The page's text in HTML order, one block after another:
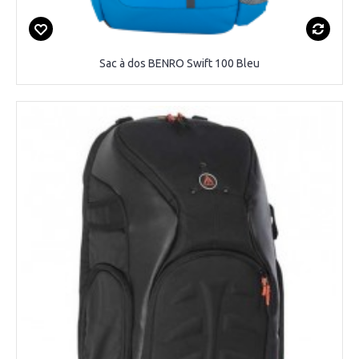
Sac à dos BENRO Swift 100 Bleu